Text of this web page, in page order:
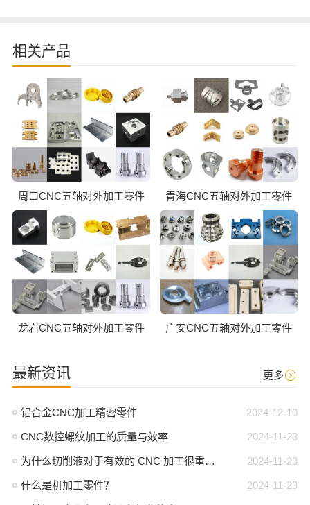
相关产品
周口CNC五轴对外加工零件 青海CNC五轴对外加工零件
龙岩CNC五轴对外加工零件 广安CNC五轴对外加工零件
最新资讯 更多
2024-12-10
铝合金CNC加工精密零件
2024-11-23
CNC数控螺纹加工的质量与效率
2024-11-23
为什么切削液对于有效的 CNC 加工很重要？
2024-11-23
什么是机加工零件？